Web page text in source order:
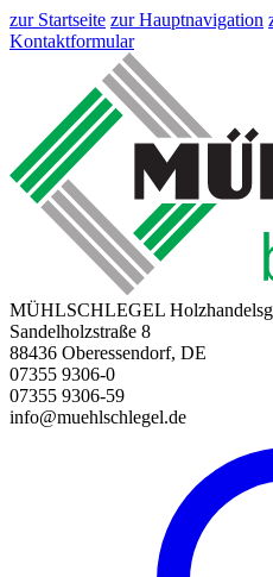
zur Startseite zur Hauptnavigation
Kontaktformular
MÜHLSCHLEGEL
Sandelholzstraße 8
88436 Oberessendorf, DE
07355 9306-0
07355 9306-59
info@muehlschlegel.de